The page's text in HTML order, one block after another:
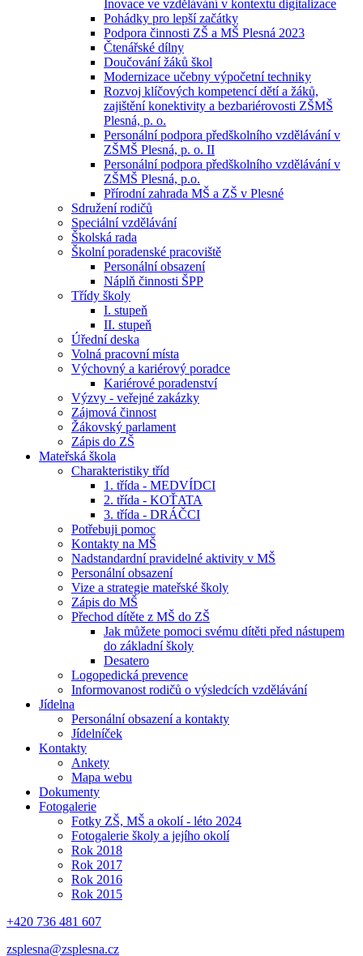
Inovace ve vzdělávání v kontextu digitalizace
Pohádky pro lepší začátky
Podpora činnosti ZŠ a MŠ Plesná 2023
Čtenářské dílny
Doučování žáků škol
Modernizace učebny výpočetní techniky
Rozvoj klíčových kompetencí dětí a žáků,
zajištění konektivity a bezbariérovosti ZŠMŠ
Plesná, p. o.
Personální podpora předškolního vzdělávání v
ZŠMŠ Plesná, p. o. II
Personální podpora předškolního vzdělávání v
ZŠMŠ Plesná, p.o.
Přírodní zahrada MŠ a ZŠ v Plesné
Sdružení rodičů
Speciální vzdělávání
Školská rada
Školní poradenské pracoviště
Personální obsazení
Náplň činnosti ŠPP
Třídy školy
I. stupeň
II. stupeň
Úřední deska
Volná pracovní místa
Výchovný a kariérový poradce
Kariérové poradenství
Výzvy - veřejné zakázky
Zájmová činnost
Žákovský parlament
Zápis do ZŠ
Mateřská škola
Charakteristiky tříd
1. třída - MEDVÍDCI
2. třída - KOŤATA
3. třída - DRÁČCI
Potřebuji pomoc
Kontakty na MŠ
Nadstandardní pravidelné aktivity v MŠ
Personální obsazení
Vize a strategie mateřské školy
Zápis do MŠ
Přechod dítěte z MŠ do ZŠ
Jak můžete pomoci svému dítěti před nástupem
do základní školy
Desatero
Logopedická prevence
Informovanost rodičů o výsledcích vzdělávání
Jídelna
Personální obsazení a kontakty
Jídelníček
Kontakty
Ankety
Mapa webu
Dokumenty
Fotogalerie
Fotky ZŠ, MŠ a okolí - léto 2024
Fotogalerie školy a jejího okolí
Rok 2018
Rok 2017
Rok 2016
Rok 2015
+420 736 481 607
zsplesna@zsplesna.cz